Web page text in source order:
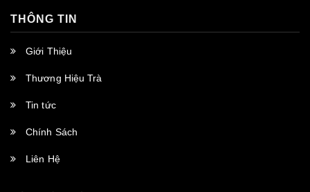
THÔNG TIN
Giới Thiệu
Thương Hiệu Trà
Tin tức
Chính Sách
Liên Hệ